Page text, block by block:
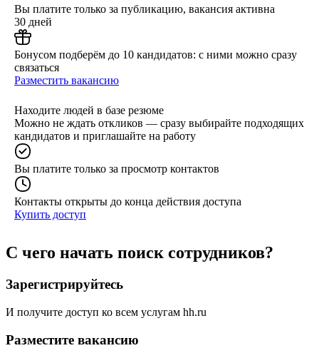
Вы платите только за публикацию, вакансия активна
30 дней
Бонусом подберём до 10 кандидатов: с ними можно сразу
связаться
Разместить вакансию
Находите людей в базе резюме
Можно не ждать откликов — сразу выбирайте подходящих
кандидатов и приглашайте на работу
Вы платите только за просмотр контактов
Контакты открыты до конца действия доступа
Купить доступ
С чего начать поиск сотрудников?
Зарегистрируйтесь
И получите доступ ко всем услугам hh.ru
Разместите вакансию